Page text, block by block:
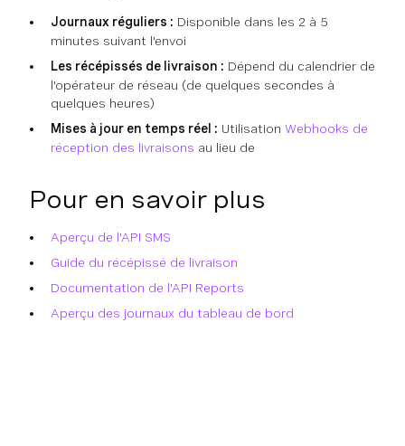
Journaux réguliers : Disponible dans les 2 à 5
minutes suivant l'envoi
Les récépissés de livraison : Dépend du calendrier de
l'opérateur de réseau (de quelques secondes à
quelques heures)
Mises à jour en temps réel : Utilisation Webhooks de
réception des livraisons au lieu de
Pour en savoir plus
Aperçu de l'API SMS
Guide du récépissé de livraison
Documentation de l'API Reports
Aperçu des journaux du tableau de bord